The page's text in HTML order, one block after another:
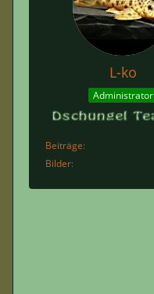
L-ko
Administrator
Beiträge
Bilder